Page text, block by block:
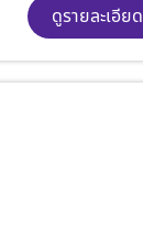
ดูรายละเอียด